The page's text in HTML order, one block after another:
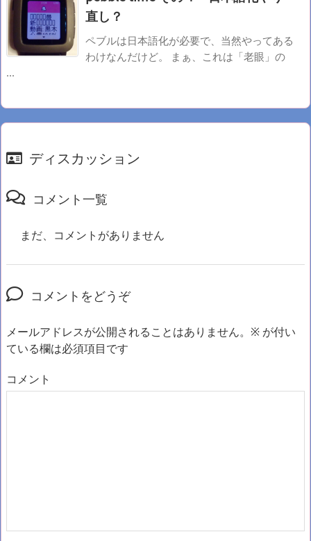
直し？
ペブルは日本語化が必要で、当然やってある
わけなんだけど。 まぁ、これは「老眼」の
...
ディスカッション
コメント一覧
まだ、コメントがありません
コメントをどうぞ
メールアドレスが公開されることはありません。 ※ が付い
ている欄は必須項目です
コメント